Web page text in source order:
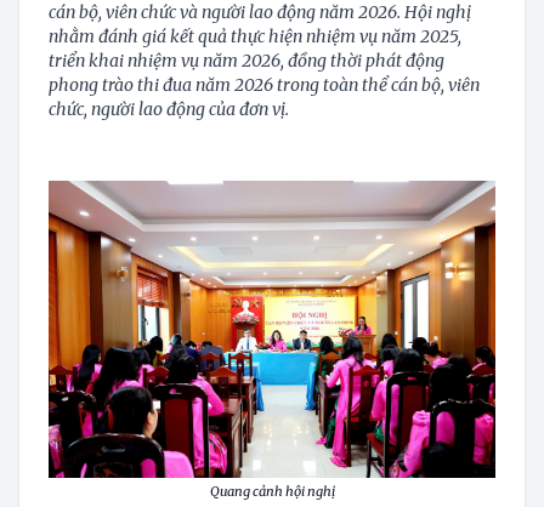
cán bộ, viên chức và người lao động năm 2026. Hội nghị
nhằm đánh giá kết quả thực hiện nhiệm vụ năm 2025,
triển khai nhiệm vụ năm 2026, đồng thời phát động
phong trào thi đua năm 2026 trong toàn thể cán bộ, viên
chức, người lao động của đơn vị.
Quang cảnh hội nghị